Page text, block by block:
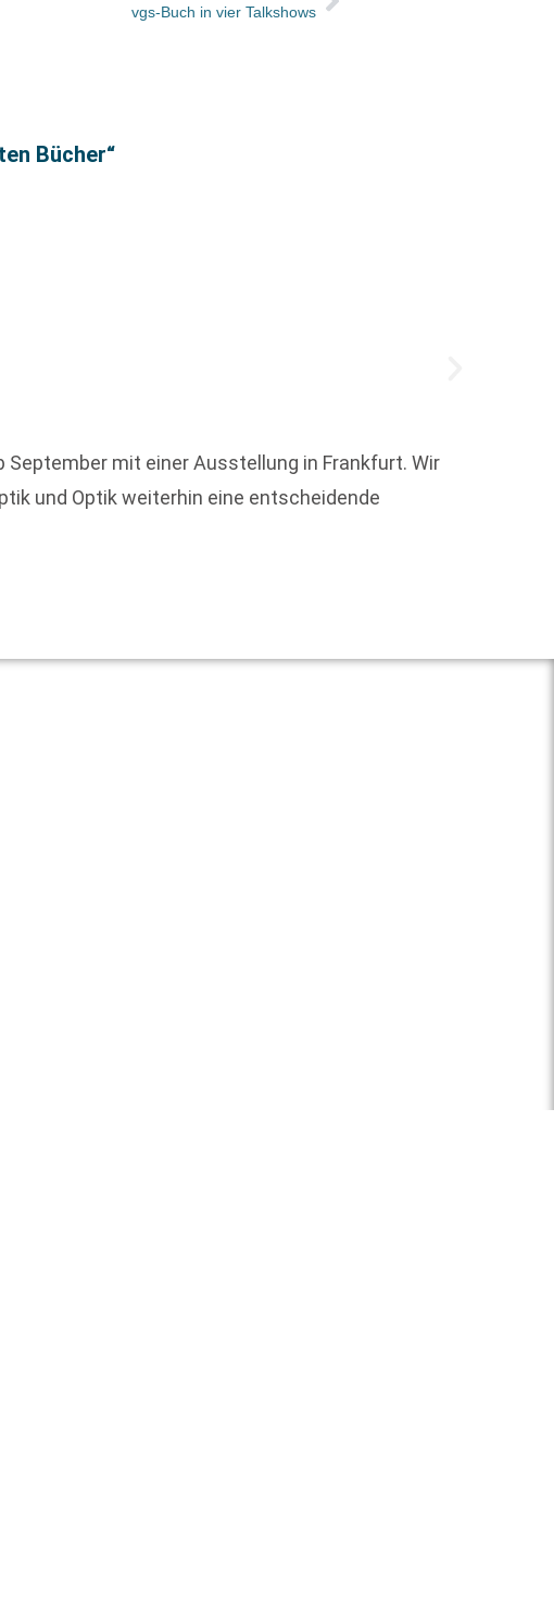
vgs-Buch in vier Talkshows
Bücher“
mit einer Ausstellung in Frankfurt. Wir
und Optik weiterhin eine entscheidende